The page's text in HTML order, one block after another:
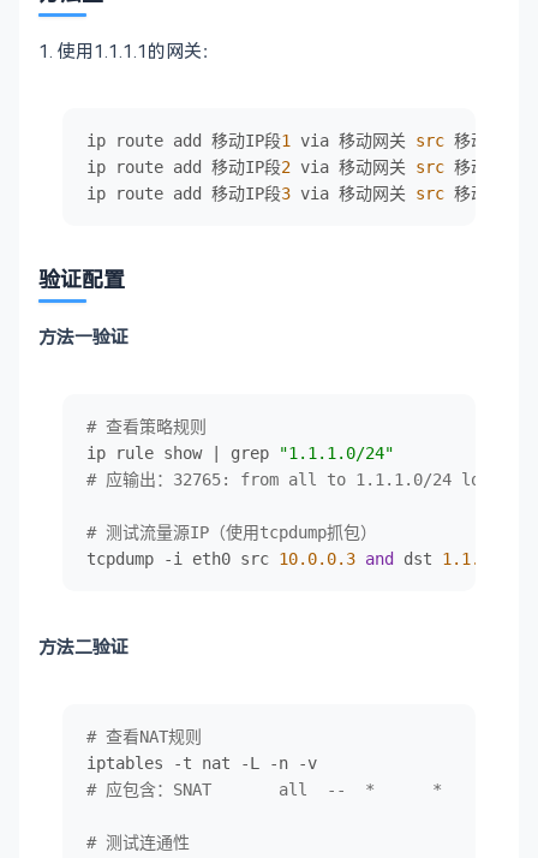
1. 使用1.1.1.1的网关：
ip route add 移动IP段1 via 移动网关 src 移动IP
ip route add 移动IP段2 via 移动网关 src 移动IP
ip route add 移动IP段3 via 移动网关 src 移动IP
验证配置
方法一验证
# 查看策略规则
ip rule show | grep
"1.1.1.0/24"
# 应输出：32765:	from all to 1.1.1.0/24
# 测试流量源IP（使用tcpdump抓包）
tcpdump -i eth0 src 10.0.0.3 and dst 1.1.1
方法二验证
# 查看NAT规则
# 应包含：SNAT       all  --  *      *
# 测试连通性